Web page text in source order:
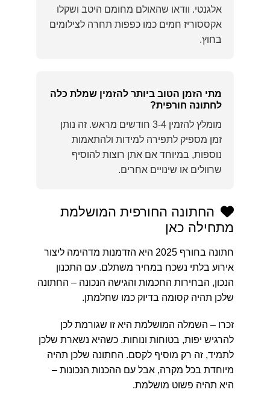
אלגנטי. וודאו שהאולם מחומם היטב ושקלו
אקססוריז חמים כמו כפפות תחרה לצילומים
בחוץ.
מתי הזמן הטוב ביותר להזמין שמלת כלה
לחתונה חורפית?
מומלץ להזמין 3-4 חודשים מראש. זה נותן
זמן מספיק לתפירה למידות ולהתאמות
נוספות, במיוחד אם אתן רוצות להוסיף
שרוולים או שינויים אחרים.
החתונה החורפית המושלמת
מתחילה כאן
חתונה בחורף 2025 היא הזדמנות מדהימה ליצור
אירוע בלתי נשכח במחיר משתלם. עם התכנון
הנכון, הבחירות החכמות והגישה הנכונה – החתונה
שלכן תהיה קסומה בדיוק כמו שחלמתן.
זכרו – השמלה המושלמת היא זו שגורמת לכן
להרגיש יפות, בטוחות ונוחות. כשהיא נשארת שלכן
לתמיד, זה רק מוסיף לקסם. החתונה שלכן תהיה
מיוחדת בכל מקרה, אבל עם ההכנות הנכונות –
היא תהיה פשוט מושלמת.